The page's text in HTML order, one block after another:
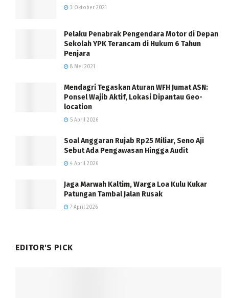
3 Oktober 2021
Pelaku Penabrak Pengendara Motor di Depan
Sekolah YPK Terancam di Hukum 6 Tahun
Penjara
8 Mei 2021
Mendagri Tegaskan Aturan WFH Jumat ASN:
Ponsel Wajib Aktif, Lokasi Dipantau Geo-
location
5 April 2026
Soal Anggaran Rujab Rp25 Miliar, Seno Aji
Sebut Ada Pengawasan Hingga Audit
4 April 2026
Jaga Marwah Kaltim, Warga Loa Kulu Kukar
Patungan Tambal Jalan Rusak
7 April 2026
EDITOR'S PICK